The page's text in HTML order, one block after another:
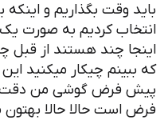
باید وقت بگذاریم و
انتخاب کردیم به صورت
اینجا چند هستند از قبل
که ببینم چیکار میکنید
پیش فرض گوشی من دقت
فرض است حالا حالا بهتون